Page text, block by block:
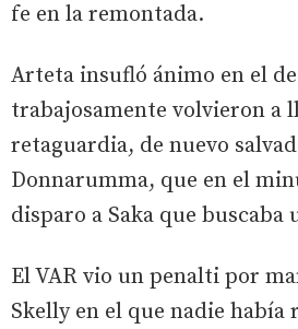
fe en la remontada.
Arteta insufló ánimo en el
trabajosamente volvieron a
retaguardia, de nuevo
Donnarumma, que en el
disparo a Saka que buscaba
El VAR vio un penalti por
Skelly en el que nadie había